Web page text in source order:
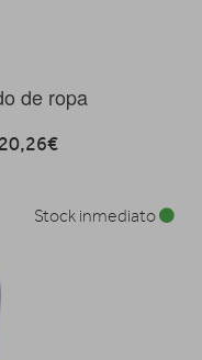
de ropa
20,26€
Stock inmediato